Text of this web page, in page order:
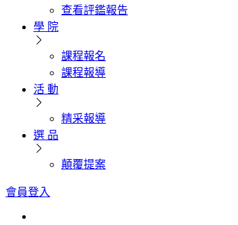
查看評鑑報告
學 院
課程報名
課程報導
活 動
精采報導
選 品
顛覆提案
會員登入